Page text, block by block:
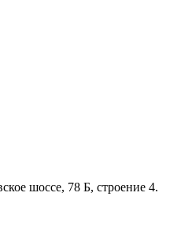
шоссе, 78 Б, строение 4.